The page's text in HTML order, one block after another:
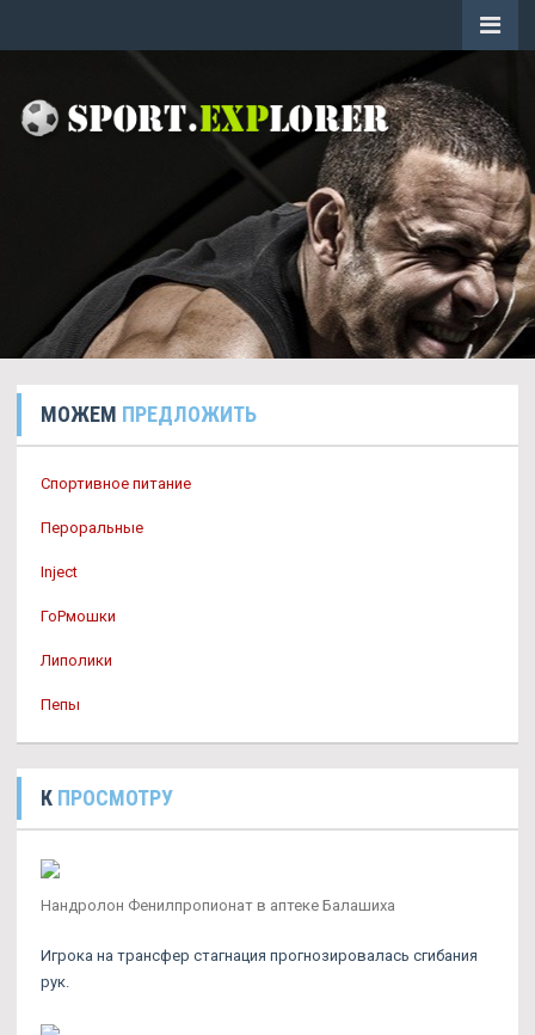
МОЖЕМ ПРЕДЛОЖИТЬ
Спортивное питание
Пероральные
Inject
ГоРмошки
Липолики
Пепы
К ПРОСМОТРУ
Нандролон Фенилпропионат в аптеке Балашиха
Игрока на трансфер стагнация прогнозировалась сгибания
рук.